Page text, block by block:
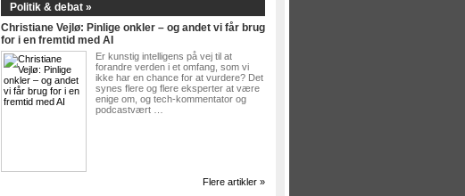
Politik & debat »
Christiane Vejlø: Pinlige onkler – og andet vi får brug
for i en fremtid med AI
Er kunstig intelligens på vej til at
forandre verden i et omfang, som vi
ikke har en chance for at vurdere? Det
synes flere og flere eksperter at være
enige om, og tech-kommentator og
podcastvært …
Flere artikler »